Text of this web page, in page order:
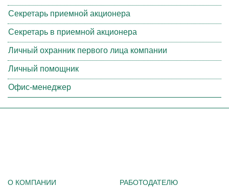
Секретарь приемной акционера
Секретарь в приемной акционера
Личный охранник первого лица компании
Личный помощник
Офис-менеджер
О КОМПАНИИ РАБОТОДАТЕЛЮ